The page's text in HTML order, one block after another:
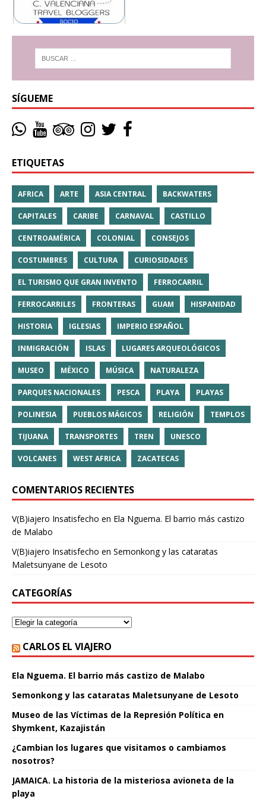
SÍGUEME
ETIQUETAS
AFRICA ARTE ASIA CENTRAL BACKWATERS
CAPITALES CARIBE CARNAVAL CASTILLO
CENTROAMÉRICA COLONIAL CONSEJOS
COSTUMBRES CULTURA CURIOSIDADES
EL TURISMO QUE GRAN INVENTO FERROCARRIL
FERROCARRILES FRONTERAS GUAM HISPANIDAD
HISTORIA IGLESIAS IMPERIO ESPAÑOL
INMIGRACIÓN ISLAS LUGARES ARQUEOLÓGICOS
MUSEO MÉXICO MÚSICA NATURALEZA
PARQUES NACIONALES PESCA PLAYA PLAYAS
POLINESIA PUEBLOS MÁGICOS RELIGIÓN TEMPLOS
TIJUANA TRANSPORTES TREN UNESCO
VOLCANES WEST AFRICA ZACATECAS
COMENTARIOS RECIENTES
V(B)iajero Insatisfecho en Ela Nguema. El barrio más castizo
de Malabo
V(B)iajero Insatisfecho en Semonkong y las cataratas
Maletsunyane de Lesoto
CATEGORÍAS
CARLOS EL VIAJERO
Ela Nguema. El barrio más castizo de Malabo
Semonkong y las cataratas Maletsunyane de Lesoto
Museo de las Víctimas de la Represión Política en
Shymkent, Kazajistán
¿Cambian los lugares que visitamos o cambiamos
nosotros?
JAMAICA. La historia de la misteriosa avioneta de la
playa